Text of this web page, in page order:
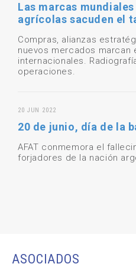
Las marcas
agrícolas sacuden el
Compras, alianzas
nuevos mercados
internacionales.
operaciones.
20 JUN 2022
20 de junio, día de la
AFAT conmemora el
forjadores de la nación
ASOCIADOS